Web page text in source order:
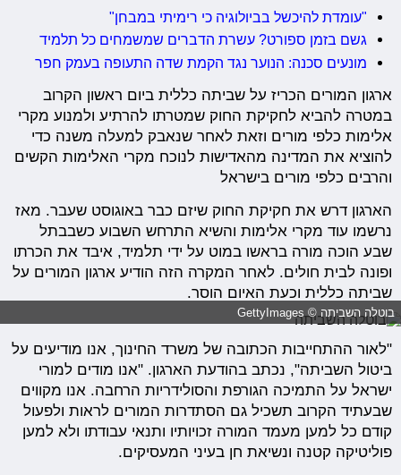
"עומדת להיכשל בביולוגיה כי רימיתי במבחן"
גשם בזמן ספורט? עשרת הדברים שמשמחים כל תלמיד
מונעים סכנה: הנוער נגד הקמת שדה התעופה בעמק חפר
ארגון המורים הכריז על שביתה כללית ביום ראשון הקרוב
במטרה להביא לחקיקת החוק שמטרתו להרתיע ולמנוע מקרי
אלימות כלפי מורים וזאת לאחר שנאבק למעלה משנה כדי
להוציא את המדינה מהאדישות לנוכח מקרי האלימות הקשים
והרבים כלפי מורים בישראל
הארגון דרש את חקיקת החוק שיזם כבר באוגוסט שעבר. מאז
נרשמו עוד מקרי אלימות והשיא התרחש השבוע כשבבתל
שבע הוכה מורה בראשו במוט על ידי תלמיד, איבד את הכרתו
ופונה לבית חולים. לאחר המקרה הזה הודיע ארגון המורים על
שביתה כללית וכעת האיום הוסר.
בוטלה השביתה © GettyImages
"לאור ההתחייבות הכתובה של משרד החינוך, אנו מודיעים על
ביטול השביתה", נכתב בהודעת הארגון. "אנו מודים למורי
ישראל על התמיכה הגורפת והסולידריות הרחבה. אנו מקווים
שבעתיד הקרוב תשכיל גם הסתדרות המורים לראות ולפעול
קודם כל למען מעמד המורה זכויותיו ותנאי עבודתו ולא למען
פוליטיקה קטנה ונשיאת חן בעיני המעסיקים.